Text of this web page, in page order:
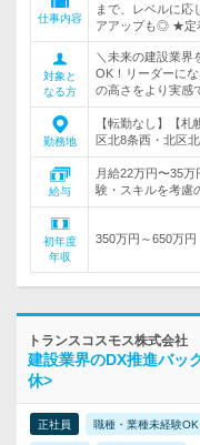
仕事内容
まで、レベルに応
アアップも◎ ★定
対象と
なる方
＼未来の建設業界
OK！リーダーに
の高さをより実感
勤務地
【転勤なし】【
区北8条西・北区
給与
月給22万円〜35
験・スキルを考慮
初年度
年収
350万円～650万円
トランスコスモス株式会社
建設業界のDX推進バッ
休>
正社員 職種・業種未経験OK